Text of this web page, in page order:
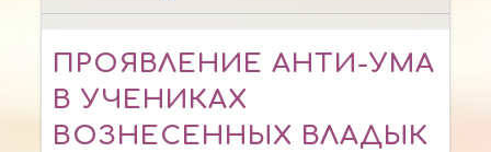
ПРОЯВЛЕНИЕ АНТИ-УМА
В УЧЕНИКАХ
ВОЗНЕСЕННЫХ ВЛАДЫК